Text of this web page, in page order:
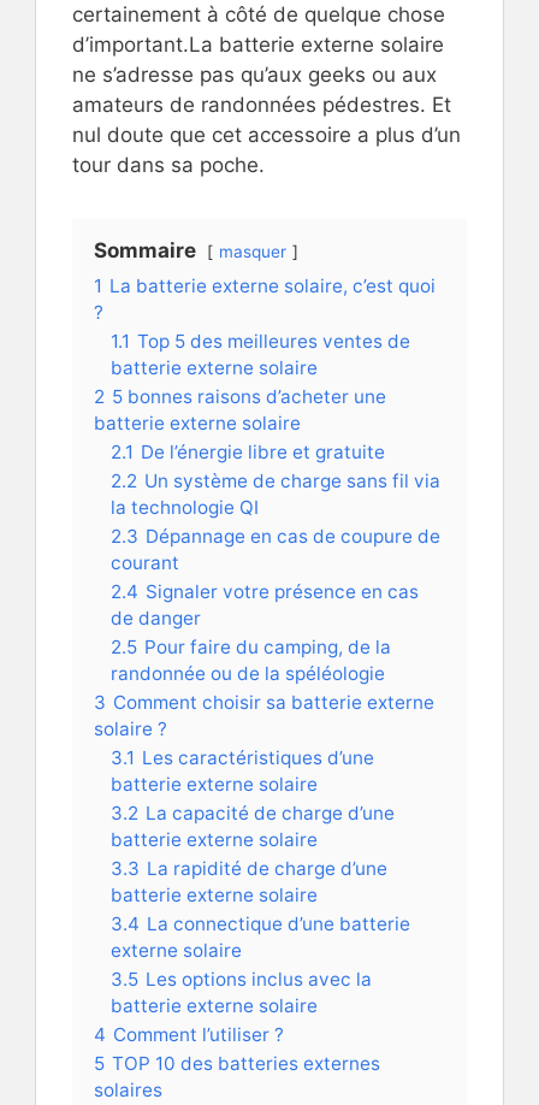
certainement à côté de quelque chose
d’important.La batterie externe solaire
ne s’adresse pas qu’aux geeks ou aux
amateurs de randonnées pédestres. Et
nul doute que cet accessoire a plus d’un
tour dans sa poche.
Sommaire masquer
1 La batterie externe solaire, c’est quoi
?
1.1 Top 5 des meilleures ventes de
batterie externe solaire
2 5 bonnes raisons d’acheter une
batterie externe solaire
2.1 De l’énergie libre et gratuite
2.2 Un système de charge sans fil via
la technologie QI
2.3 Dépannage en cas de coupure de
courant
2.4 Signaler votre présence en cas
de danger
2.5 Pour faire du camping, de la
randonnée ou de la spéléologie
3 Comment choisir sa batterie externe
solaire ?
3.1 Les caractéristiques d’une
batterie externe solaire
3.2 La capacité de charge d’une
batterie externe solaire
3.3 La rapidité de charge d’une
batterie externe solaire
3.4 La connectique d’une batterie
externe solaire
3.5 Les options inclus avec la
batterie externe solaire
4 Comment l’utiliser ?
5 TOP 10 des batteries externes
solaires